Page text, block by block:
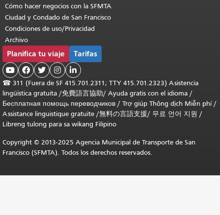
Cómo hacer negocios con la SFMTA
Ciudad y Condado de San Francisco
Condiciones de uso/Privacidad
Archivo
Planifica tu viaje Tarifas
    
☎ 311 (Fuera de SF 415.701.2311; TTY 415.701.2323) Asistencia
lingüística gratuita /免費語言協助/ Ayuda gratis con el idioma /
Бесплатная помощь переводчиков / Trợ giúp Thông dịch Miễn phí/
Assistance linguistique gratuite /無料の言語支援/ 무료 언어 지원 /
Libreng tulong para sa wikang Filipino
Copyright © 2013-2025 Agencia Municipal de Transporte de San
Francisco (SFMTA). Todos los derechos reservados.